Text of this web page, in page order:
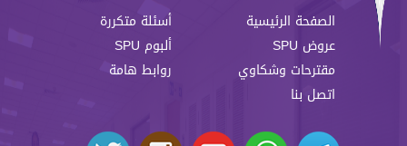
الصفحة الرئيسية
أسئلة متكررة
عروض SPU
ألبوم SPU
مقترحات وشكاوي
روابط هامة
اتصل بنا